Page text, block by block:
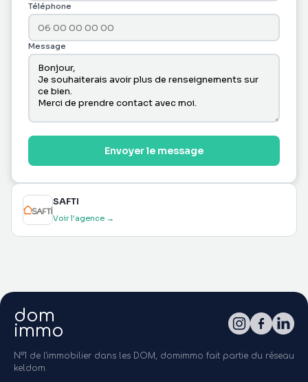
Téléphone
Message
Envoyer le message
SAFTI
Voir l'agence →
dom
immo
N°1 de l'immobilier dans les DOM, domimmo fait partie du réseau
keldom.